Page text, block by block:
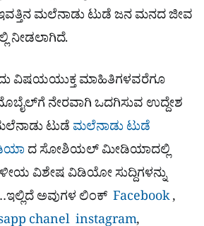
ಮಲೆನಾಡು ಟುಡೆ ಜನ ಮನದ ಜೀವ
ನೀಡಲಾಗಿದೆ.
ವಿಷಯಯುಕ್ತ ಮಾಹಿತಿಗಳವರೆಗೂ
ನೇರವಾಗಿ ಒದಗಿಸುವ ಉದ್ದೇಶ
ಟುಡೆ ಮಲೆನಾಡು ಟುಡೆ
ದ ಸೋಶಿಯಲ್​ ಮೀಡಿಯಾದಲ್ಲಿ
ವಿಶೇಷ ವಿಡಿಯೋ ಸುದ್ದಿಗಳನ್ನು
ಅವುಗಳ ಲಿಂಕ್ Facebook,